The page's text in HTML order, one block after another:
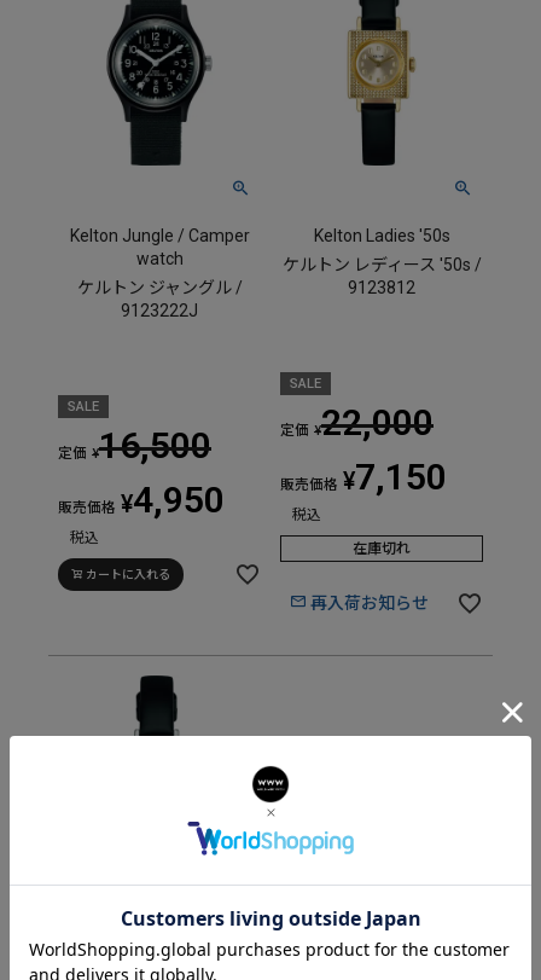
Kelton Jungle / Camper
watch
ケルトン ジャングル /
9123222J
SALE
定価 ¥16,500
販売価格 ¥4,950
税込
カートに入れる
Kelton Ladies '50s
ケルトン レディース '50s /
9123812
SALE
定価 ¥22,000
販売価格 ¥7,150
税込
在庫切れ
再入荷お知らせ
Kelton Ladies '50s